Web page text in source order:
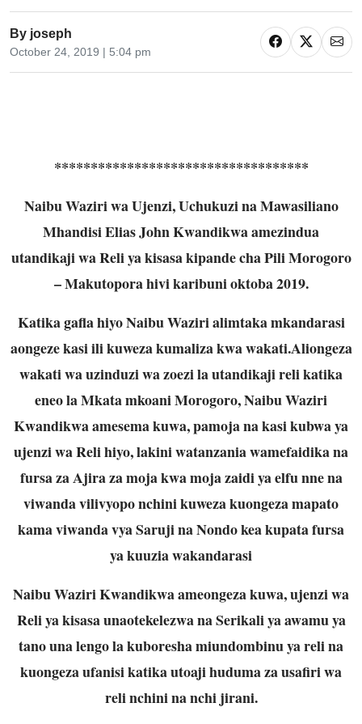
By joseph
October 24, 2019 | 5:04 pm
***********************************
Naibu Waziri wa Ujenzi, Uchukuzi na Mawasiliano
Mhandisi Elias John Kwandikwa amezindua
utandikaji wa Reli ya kisasa kipande cha Pili Morogoro
– Makutopora hivi karibuni oktoba 2019.
Katika gafla hiyo Naibu Waziri alimtaka mkandarasi
aongeze kasi ili kuweza kumaliza kwa wakati.Aliongeza
wakati wa uzinduzi wa zoezi la utandikaji reli katika
eneo la Mkata mkoani Morogoro, Naibu Waziri
Kwandikwa amesema kuwa, pamoja na kasi kubwa ya
ujenzi wa Reli hiyo, lakini watanzania wamefaidika na
fursa za Ajira za moja kwa moja zaidi ya elfu nne na
viwanda vilivyopo nchini kuweza kuongeza mapato
kama viwanda vya Saruji na Nondo kea kupata fursa
ya kuuzia wakandarasi
Naibu Waziri Kwandikwa ameongeza kuwa, ujenzi wa
Reli ya kisasa unaotekelezwa na Serikali ya awamu ya
tano una lengo la kuboresha miundombinu ya reli na
kuongeza ufanisi katika utoaji huduma za usafiri wa
reli nchini na nchi jirani.